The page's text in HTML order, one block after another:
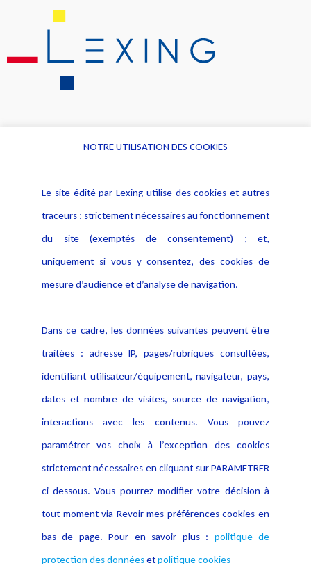
Alerte professionnelle
Déclaration d'accessibilité
Notice Légale
Politique de protection des
données
Publications
NOTRE UTILISATION DES COOKIES
Le site édité par Lexing utilise des cookies et autres
traceurs : strictement nécessaires au fonctionnement
du site (exemptés de consentement) ; et,
uniquement si vous y consentez, des cookies de
mesure d’audience et d’analyse de navigation.
Dans ce cadre, les données suivantes peuvent être
traitées : adresse IP, pages/rubriques consultées,
identifiant utilisateur/équipement, navigateur, pays,
dates et nombre de visites, source de navigation,
interactions avec les contenus. Vous pouvez
paramétrer vos choix à l’exception des cookies
strictement nécessaires en cliquant sur PARAMETRER
ci-dessous. Vous pourrez modifier votre décision à
tout moment via Revoir mes préférences cookies en
bas de page. Pour en savoir plus : politique de
protection des donnéesetpolitique cookies